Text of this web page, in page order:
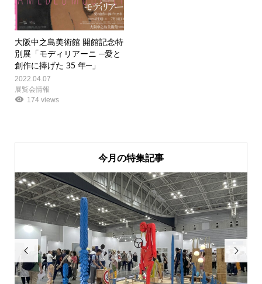
大阪中之島美術館 開館記念特
別展「モディリアーニ ─愛と
創作に捧げた 35 年─」
2022.04.07
展覧会情報
174 views
今月の特集記事
 